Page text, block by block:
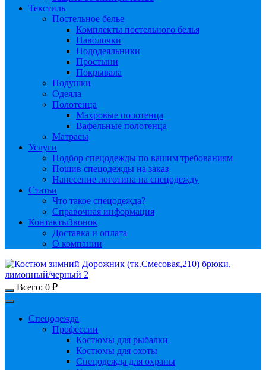
Текстиль
Постельное белье
Комплекты постельного белья
Наволочки
Пододеяльники
Простыни
Покрывала
Подушки
Одеяла
Полотенца
Махровые полотенца
Вафельные полотенца
Матрасы
Услуги
Подбор спецодежды по вашим требованиям
Пошив спецодежды на заказ
Нанесение логотипа на спецодежду
Статьи
Что такое спецодежда?
Справочная информация
КонтактыЗвонок
Доставка и оплата
О компании
Всего: 0 ₽
Спецодежда
Профессии
Костюмы для рыбалки
Костюмы для охоты
Спецодежда для охраны